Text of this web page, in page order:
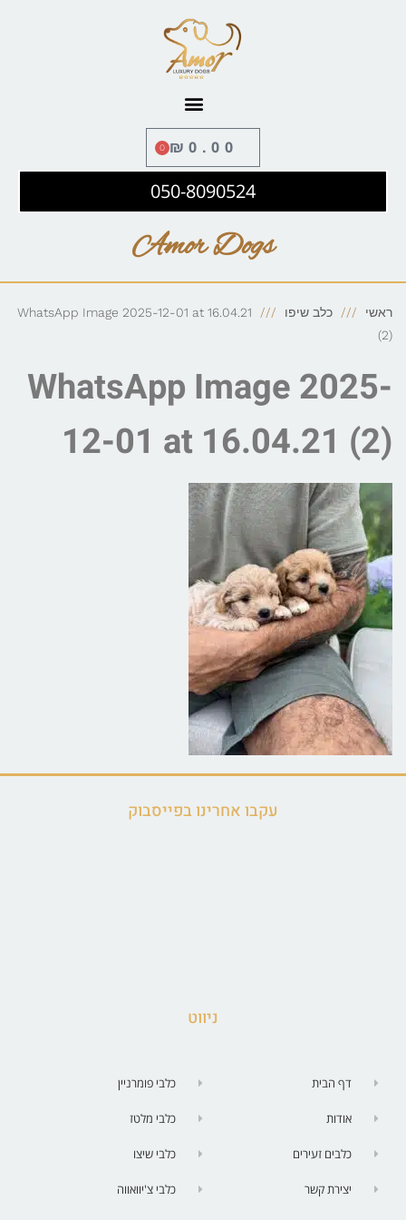
₪0.00
0
050-8090524
Amor Dogs
ראשי כלב שיפו
WhatsApp Image 2025-12-01 at 16.04.21
(2)
WhatsApp Image 2025-
12-01 at 16.04.21 (2)
עקבו אחרינו בפייסבוק
ניווט
דף הבית
אודות
כלבים זעירים
יצירת קשר
כלבי פומרניין
כלבי מלטז
כלבי שיצו
כלבי צ'יוואווה